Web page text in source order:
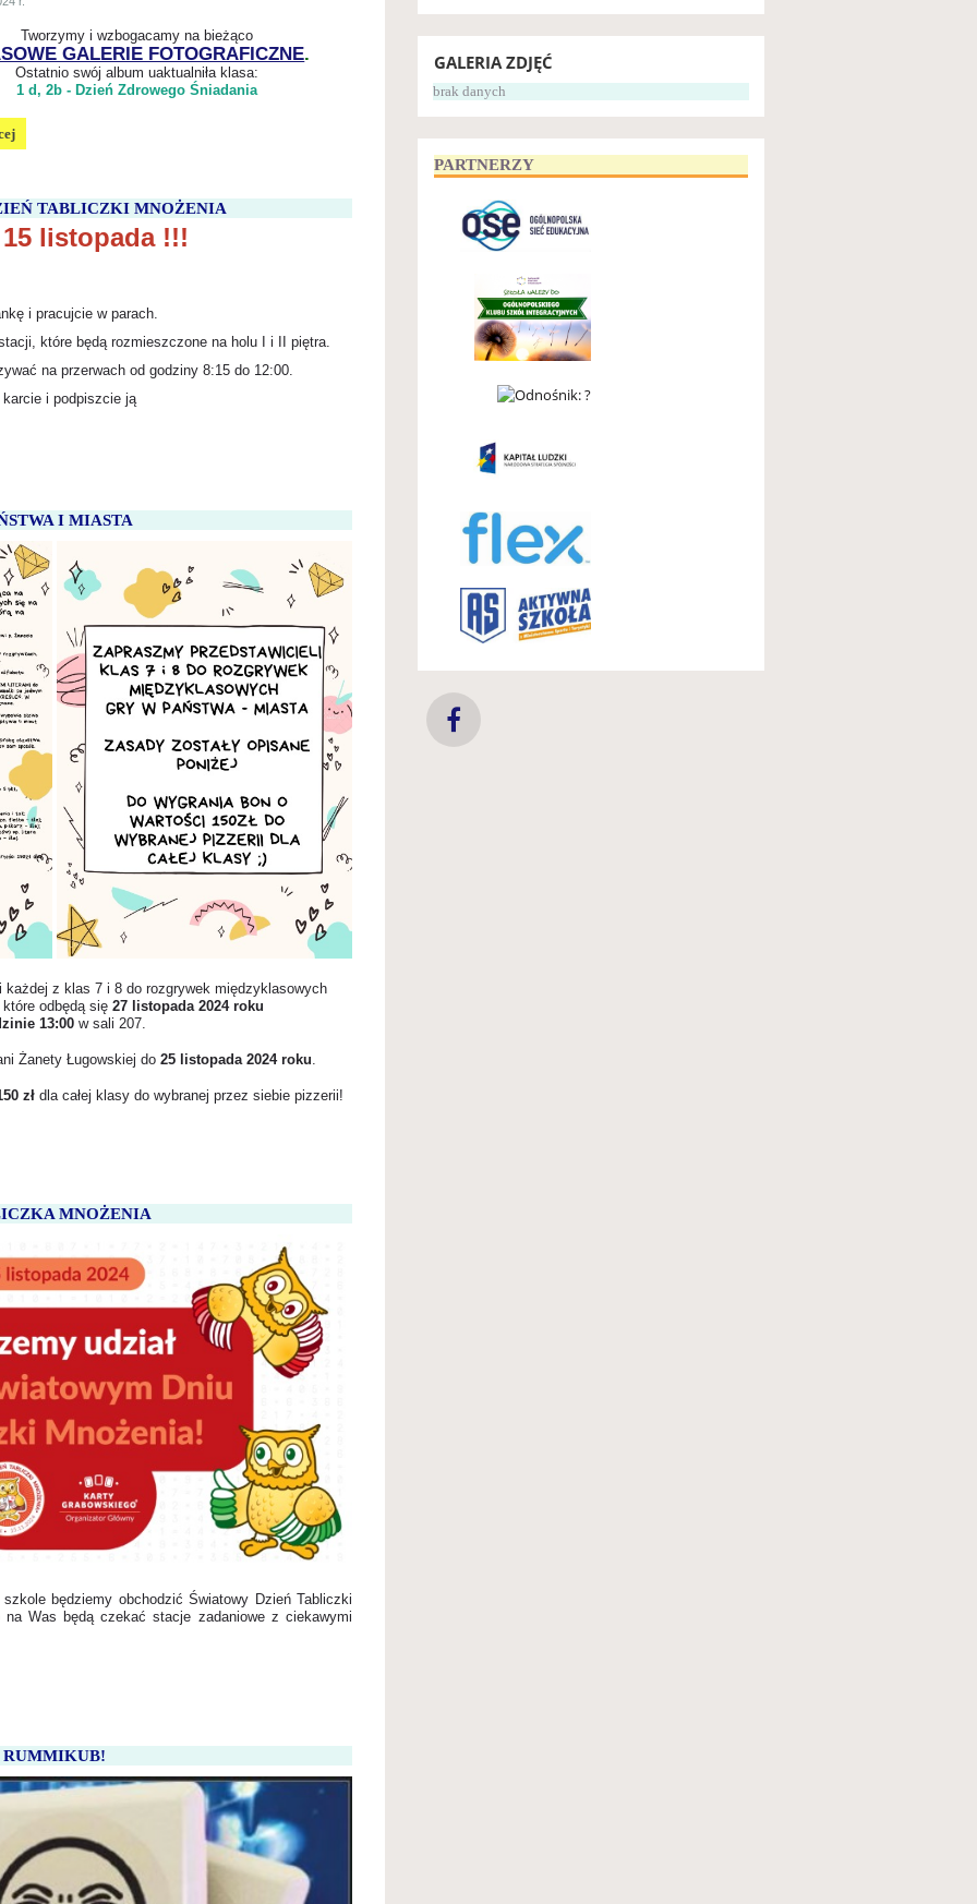
Tworzymy i wzbogacamy na bieżąco
GALERIE FOTOGRAFICZNE.
Ostatnio swój album uaktualniła klasa:
1 d, 2b - Dzień Zdrowego Śniadania
TABLICZKI MNOŻENIA
listopada !!!
i pracujcie w parach.
które będą rozmieszczone na holu I i II piętra.
na przerwach od godziny 8:15 do 12:00.
i podpiszcie ją
I MIASTA
każdej z klas 7 i 8 do rozgrywek międzyklasowych
które odbędą się 27 listopada 2024 roku
13:00 w sali 207.
Żanety Ługowskiej do 25 listopada 2024 roku.
zł dla całej klasy do wybranej przez siebie pizzerii!
MNOŻENIA
będziemy obchodzić Światowy Dzień Tabliczki
na Was będą czekać stacje zadaniowe z ciekawymi
RUMMIKUB!
GALERIA ZDJĘĆ
brak danych
PARTNERZY